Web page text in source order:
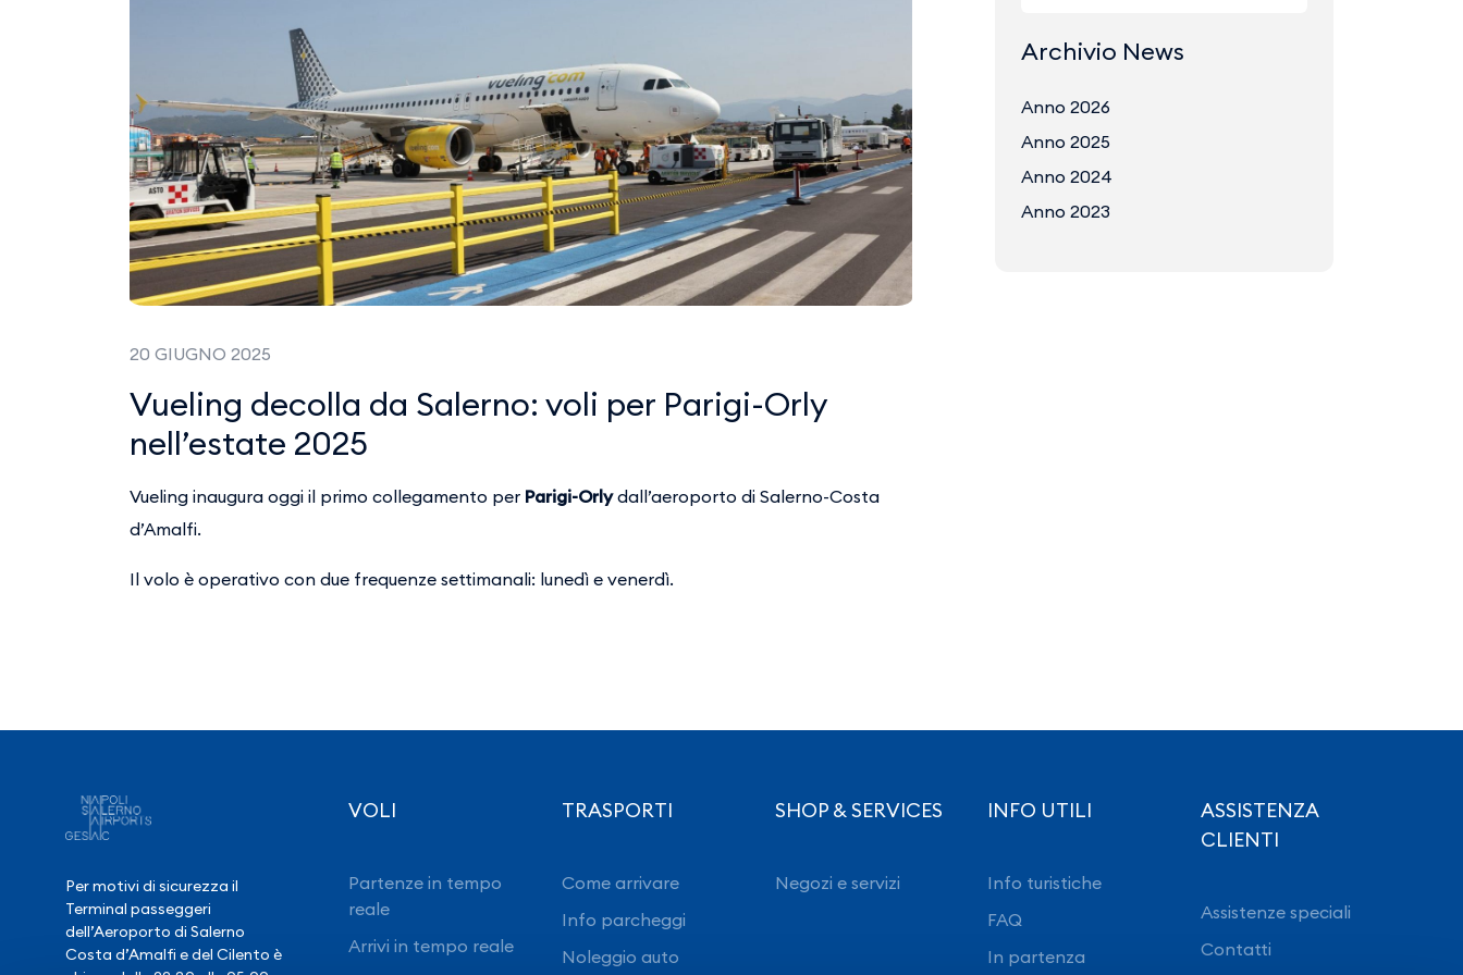
20 GIUGNO 2025
Vueling decolla da Salerno: voli per Parigi-Orly
nell’estate 2025
Vueling inaugura oggi il primo collegamento per Parigi-Orlydall’aeroporto di Salerno-Costa
d’Amalfi.
Il volo è operativo con due frequenze settimanali: lunedì e venerdì.
Archivio News
Anno 2026
Anno 2025
Anno 2024
Anno 2023
Per motivi di sicurezza il
Terminal passeggeri
dell’Aeroporto di Salerno
Costa d’Amalfi e del Cilento è
VOLI
Partenze in tempo
reale
Arrivi in tempo reale
TRASPORTI
Come arrivare
Info parcheggi
Noleggio auto
SHOP & SERVICES
Negozi e servizi
INFO UTILI
Info turistiche
FAQ
In partenza
ASSISTENZA
CLIENTI
Assistenze speciali
Contatti